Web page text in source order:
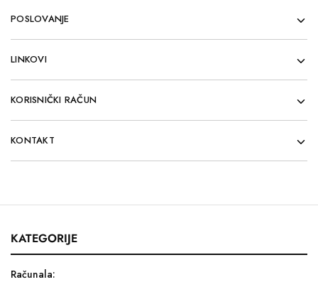
POSLOVANJE
LINKOVI
KORISNIČKI RAČUN
KONTAKT
KATEGORIJE
Računala: